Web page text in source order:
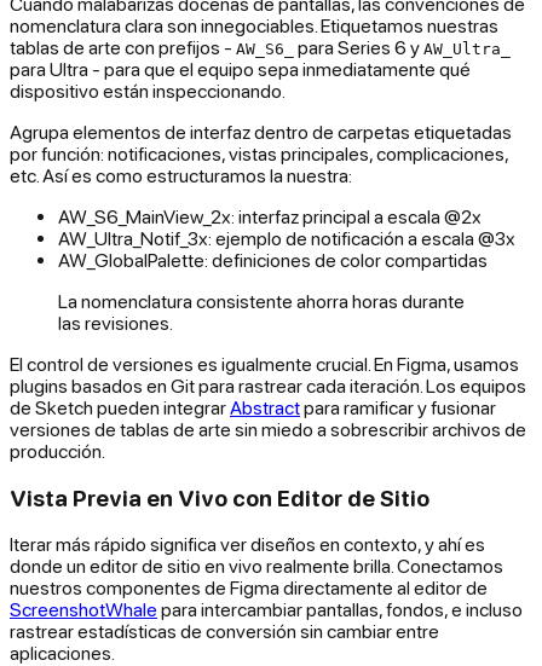
nomenclatura clara son innegociables. Etiquetamos nuestras
tablas de arte con prefijos - AW_S6_ para Series 6 y AW_Ultra_
para Ultra - para que el equipo sepa inmediatamente qué
dispositivo están inspeccionando.
Agrupa elementos de interfaz dentro de carpetas etiquetadas
por función: notificaciones, vistas principales, complicaciones,
etc. Así es como estructuramos la nuestra:
AW_S6_MainView_2x: interfaz principal a escala @2x
AW_Ultra_Notif_3x: ejemplo de notificación a escala @3x
AW_GlobalPalette: definiciones de color compartidas
La nomenclatura consistente ahorra horas durante
las revisiones.
El control de versiones es igualmente crucial. En Figma, usamos
plugins basados en Git para rastrear cada iteración. Los equipos
de Sketch pueden integrarAbstractpara ramificar y fusionar
versiones de tablas de arte sin miedo a sobrescribir archivos de
producción.
Vista Previa en Vivo con Editor de Sitio
Iterar más rápido significa ver diseños en contexto, y ahí es
donde un editor de sitio en vivo realmente brilla. Conectamos
nuestros componentes de Figma directamente al editor de
ScreenshotWhale para intercambiar pantallas, fondos, e incluso
rastrear estadísticas de conversión sin cambiar entre
aplicaciones.